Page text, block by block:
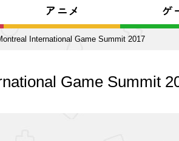
International Game Summit 2017
Game Summit